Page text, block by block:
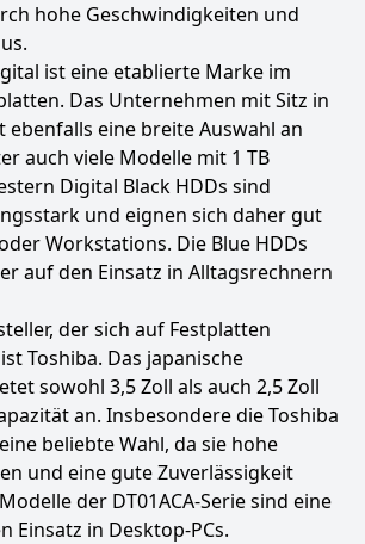
hohe Geschwindigkeiten und
ist eine etablierte Marke im
Das Unternehmen mit Sitz in
ebenfalls eine breite Auswahl an
auch viele Modelle mit 1 TB
Digital Black HDDs sind
und eignen sich daher gut
Workstations. Die Blue HDDs
auf den Einsatz in Alltagsrechnern
der sich auf Festplatten
Toshiba. Das japanische
sowohl 3,5 Zoll als auch 2,5 Zoll
an. Insbesondere die Toshiba
beliebte Wahl, da sie hohe
und eine gute Zuverlässigkeit
der DT01ACA-Serie sind eine
Einsatz in Desktop-PCs.